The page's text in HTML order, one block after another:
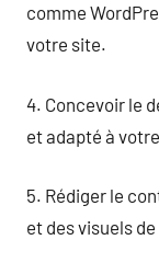
comme
votre site.
4. Concevoir le
et adapté à
5. Rédiger le
et des visuels